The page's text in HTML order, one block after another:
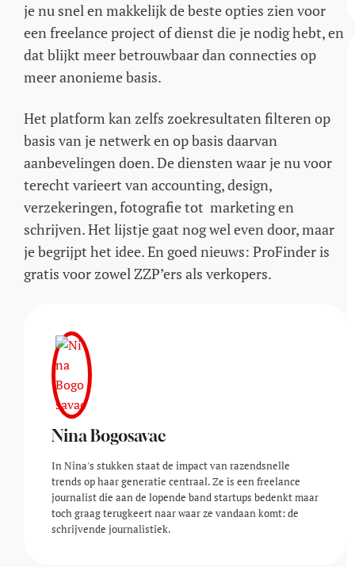
je nu snel en makkelijk de beste opties zien voor
een freelance project of dienst die je nodig hebt, en
dat blijkt meer betrouwbaar dan connecties op
meer anonieme basis.
Het platform kan zelfs zoekresultaten filteren op
basis van je netwerk en op basis daarvan
aanbevelingen doen. De diensten waar je nu voor
terecht varieert van accounting, design,
verzekeringen, fotografie tot marketing en
schrijven. Het lijstje gaat nog wel even door, maar
je begrijpt het idee. En goed nieuws: ProFinder is
gratis voor zowel ZZP’ers als verkopers.
Nina Bogosavac
In Nina's stukken staat de impact van razendsnelle
trends op haar generatie centraal. Ze is een freelance
journalist die aan de lopende band startups bedenkt maar
toch graag terugkeert naar waar ze vandaan komt: de
schrijvende journalistiek.